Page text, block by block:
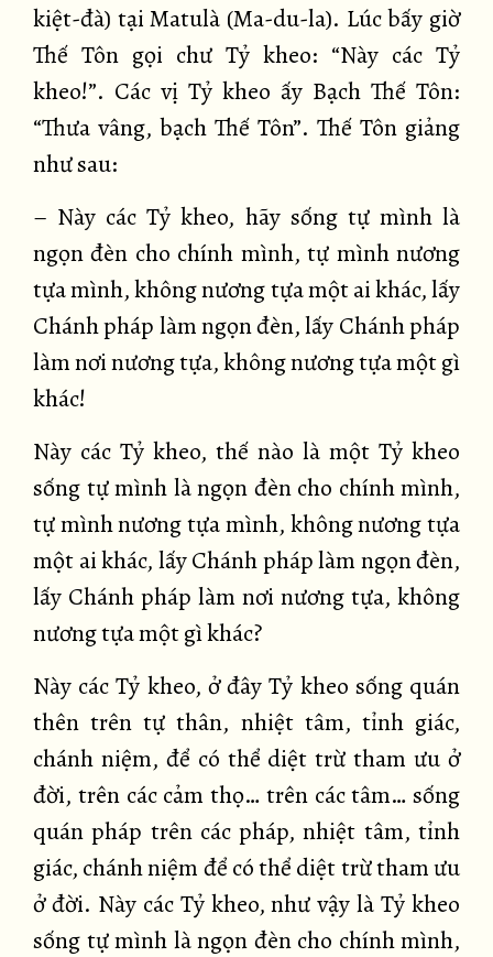
kiệt-đà) tại Matulà (Ma-du-la). Lúc bấy giờ
Thế Tôn gọi chư Tỷ kheo: “Này các Tỷ
kheo!”. Các vị Tỷ kheo ấy Bạch Thế Tôn:
“Thưa vâng, bạch Thế Tôn”. Thế Tôn giảng
như sau:
– Này các Tỷ kheo, hãy sống tự mình là
ngọn đèn cho chính mình, tự mình nương
tựa mình, không nương tựa một ai khác, lấy
Chánh pháp làm ngọn đèn, lấy Chánh pháp
làm nơi nương tựa, không nương tựa một gì
khác!
Này các Tỷ kheo, thế nào là một Tỷ kheo
sống tự mình là ngọn đèn cho chính mình,
tự mình nương tựa mình, không nương tựa
một ai khác, lấy Chánh pháp làm ngọn đèn,
lấy Chánh pháp làm nơi nương tựa, không
nương tựa một gì khác?
Này các Tỷ kheo, ở đây Tỷ kheo sống quán
thên trên tự thân, nhiệt tâm, tỉnh giác,
chánh niệm, để có thể diệt trừ tham ưu ở
đời, trên các cảm thọ… trên các tâm… sống
quán pháp trên các pháp, nhiệt tâm, tỉnh
giác, chánh niệm để có thể diệt trừ tham ưu
ở đời. Này các Tỷ kheo, như vậy là Tỷ kheo
sống tự mình là ngọn đèn cho chính mình,